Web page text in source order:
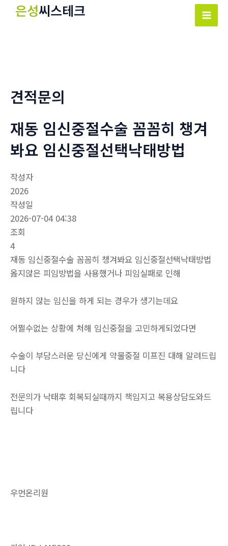
은성씨스테크
Main
견적문의
재동 임신중절수술 꼼꼼히 챙겨
봐요 임신중절선택낙­태방법
작성자
2026
작성일
2026-07-04 04:38
조회
4
재동 임신중절수술 꼼꼼히 챙겨봐요 임신중절선택낙­태방법
옳지않은 피임방법을 사용했거나 피임실패로 인해
원하지 않는 임신을 하게 되는 경우가 생기는데요
어쩔수없는 상황에 처해 임신중절을 고민하게되었다면
수술이 부담스러운 당신에게 약물중절 미프진 대해 알려드립
니다
전문의가 낙태후 회복되실때까지 책임지고 복용상담도와드
립니다
우먼온리원